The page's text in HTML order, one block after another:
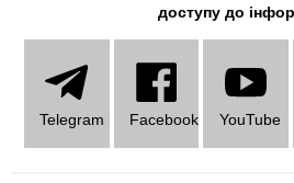
доступу до
Telеgram Facebook YouTube